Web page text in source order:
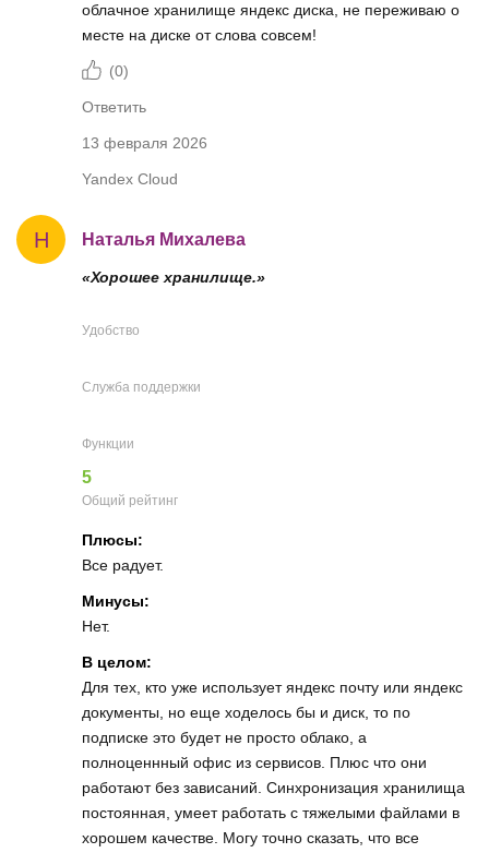
облачное хранилище яндекс диска, не переживаю о
месте на диске от слова совсем!
(0)
Ответить
13 февраля 2026
Yandex Cloud
Н Наталья Михалева
«Хорошее хранилище.»
Удобство
Служба поддержки
Функции
5
Общий рейтинг
Плюсы:
Все радует.
Минусы:
Нет.
В целом:
Для тех, кто уже использует яндекс почту или яндекс
документы, но еще ходелось бы и диск, то по
подписке это будет не просто облако, а
полноценнный офис из сервисов. Плюс что они
работают без зависаний. Синхронизация хранилища
постоянная, умеет работать с тяжелыми файлами в
хорошем качестве. Могу точно сказать, что все